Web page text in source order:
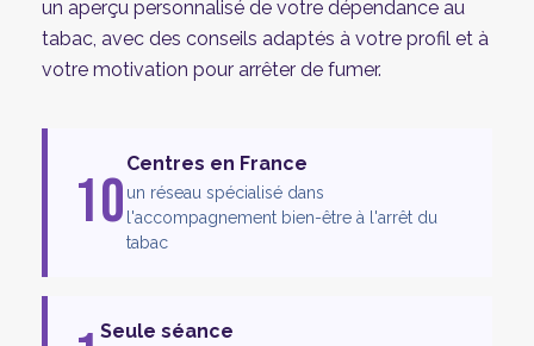
un aperçu personnalisé de votre dépendance au
tabac, avec des conseils adaptés à votre profil et à
votre motivation pour arrêter de fumer.
10
Centres en France
un réseau spécialisé dans
l'accompagnement bien-être à l'arrêt du
tabac
Seule séance